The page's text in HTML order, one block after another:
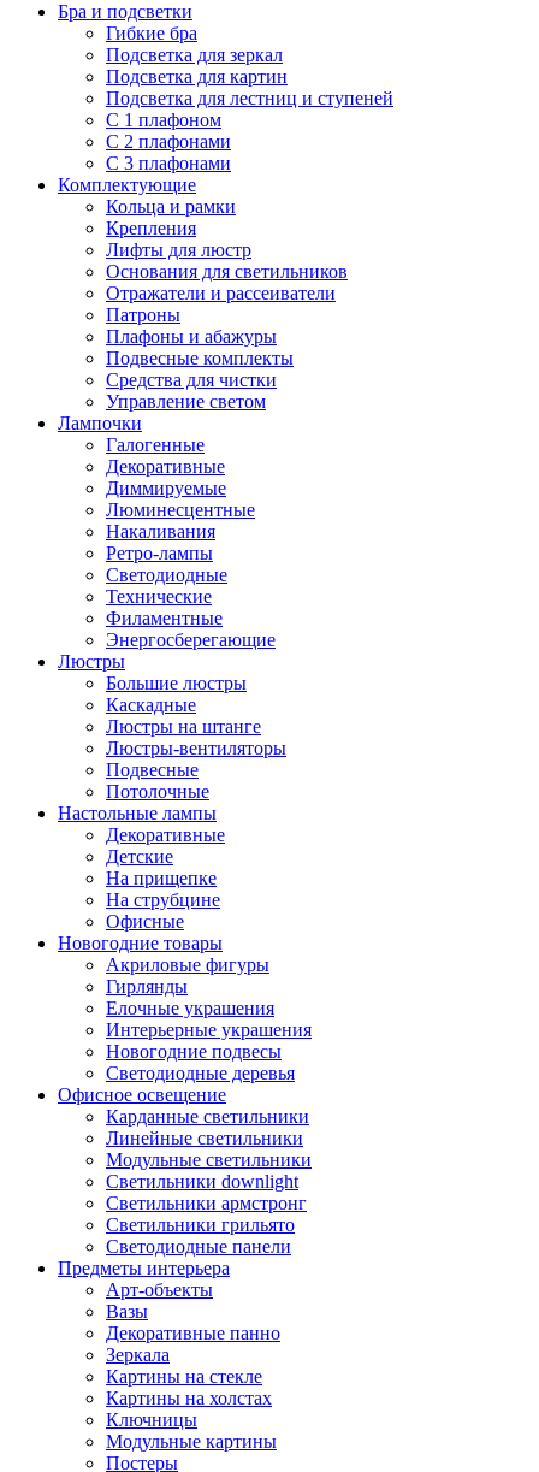
Бра и подсветки
Гибкие бра
Подсветка для зеркал
Подсветка для картин
Подсветка для лестниц и ступеней
С 1 плафоном
С 2 плафонами
С 3 плафонами
Комплектующие
Кольца и рамки
Крепления
Лифты для люстр
Основания для светильников
Отражатели и рассеиватели
Патроны
Плафоны и абажуры
Подвесные комплекты
Средства для чистки
Управление светом
Лампочки
Галогенные
Декоративные
Диммируемые
Люминесцентные
Накаливания
Ретро-лампы
Светодиодные
Технические
Филаментные
Энергосберегающие
Люстры
Большие люстры
Каскадные
Люстры на штанге
Люстры-вентиляторы
Подвесные
Потолочные
Настольные лампы
Декоративные
Детские
На прищепке
На струбцине
Офисные
Новогодние товары
Акриловые фигуры
Гирлянды
Елочные украшения
Интерьерные украшения
Новогодние подвесы
Светодиодные деревья
Офисное освещение
Карданные светильники
Линейные светильники
Модульные светильники
Светильники downlight
Светильники армстронг
Светильники грильято
Светодиодные панели
Предметы интерьера
Арт-объекты
Вазы
Декоративные панно
Зеркала
Картины на стекле
Картины на холстах
Ключницы
Модульные картины
Постеры